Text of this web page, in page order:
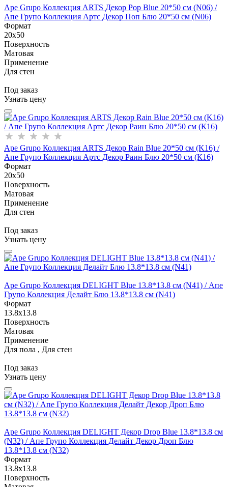
Ape Grupo Коллекция ARTS Декор Pop Blue 20*50 см (N06) /
Апе Групо Коллекция Артс Декор Поп Блю 20*50 см (N06)
Формат
20x50
Поверхность
Матовая
Применение
Для стен
Под заказ
Узнать цену
Ape Grupo Коллекция ARTS Декор Rain Blue 20*50 см (K16) /
Апе Групо Коллекция Артс Декор Раин Блю 20*50 см (К16)
Формат
20x50
Поверхность
Матовая
Применение
Для стен
Под заказ
Узнать цену
Ape Grupo Коллекция DELIGHT Blue 13.8*13.8 см (N41) / Апе
Групо Коллекция Делайт Блю 13.8*13.8 см (N41)
Формат
13.8x13.8
Поверхность
Матовая
Применение
Для пола , Для стен
Под заказ
Узнать цену
Ape Grupo Коллекция DELIGHT Декор Drop Blue 13.8*13.8 см
(N32) / Апе Групо Коллекция Делайт Декор Дроп Блю
13.8*13.8 см (N32)
Формат
13.8x13.8
Поверхность